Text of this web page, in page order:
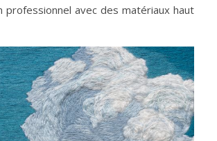
avec des matériaux haut